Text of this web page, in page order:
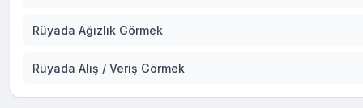
Rüyada Ağızlık Görmek
Rüyada Alış / Veriş Görmek